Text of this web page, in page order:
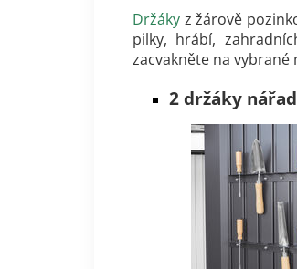
Držáky z žárově
pilky, hrábí,
zacvakněte na vybrané
2 držáky